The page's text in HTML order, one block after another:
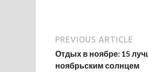
PREVIOUS ARTICLE
Отдых в ноябре: 15
ноябрьским солнцем